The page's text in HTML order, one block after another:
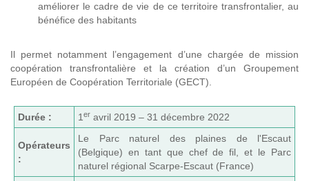
améliorer le cadre de vie de ce territoire transfrontalier, au
bénéfice des habitants
Il permet notamment l’engagement d’une chargée de mission
coopération transfrontalière et la création d’un Groupement
Européen de Coopération Territoriale (GECT).
Durée : 1 er avril 2019 – 31 décembre 2022
Opérateurs
:
Le Parc naturel des plaines de l'Escaut
(Belgique) en tant que chef de fil, et le Parc
naturel régional Scarpe-Escaut (France)